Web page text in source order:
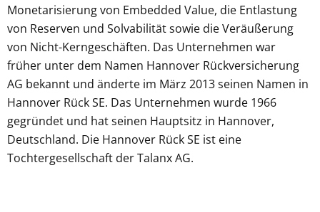
Monetarisierung von Embedded Value, die Entlastung
von Reserven und Solvabilität sowie die Veräußerung
von Nicht-Kerngeschäften. Das Unternehmen war
früher unter dem Namen Hannover Rückversicherung
AG bekannt und änderte im März 2013 seinen Namen in
Hannover Rück SE. Das Unternehmen wurde 1966
gegründet und hat seinen Hauptsitz in Hannover,
Deutschland. Die Hannover Rück SE ist eine
Tochtergesellschaft der Talanx AG.